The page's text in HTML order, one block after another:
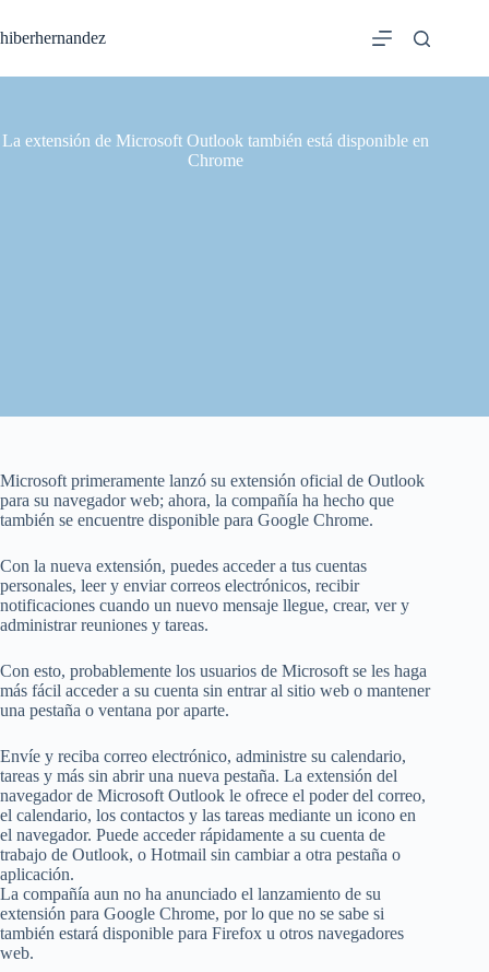
al
contenido
hiberhernandez
La extensión de Microsoft Outlook también está disponible en
Chrome
Microsoft primeramente lanzó su extensión oficial de Outlook
para su navegador web; ahora, la compañía ha hecho que
también se encuentre disponible para Google Chrome.
Con la nueva extensión, puedes acceder a tus cuentas
personales, leer y enviar correos electrónicos, recibir
notificaciones cuando un nuevo mensaje llegue, crear, ver y
administrar reuniones y tareas.
Con esto, probablemente los usuarios de Microsoft se les haga
más fácil acceder a su cuenta sin entrar al sitio web o mantener
una pestaña o ventana por aparte.
Envíe y reciba correo electrónico, administre su calendario,
tareas y más sin abrir una nueva pestaña. La extensión del
navegador de Microsoft Outlook le ofrece el poder del correo,
el calendario, los contactos y las tareas mediante un icono en
el navegador. Puede acceder rápidamente a su cuenta de
trabajo de Outlook, o Hotmail sin cambiar a otra pestaña o
aplicación.
La compañía aun no ha anunciado el lanzamiento de su
extensión para Google Chrome, por lo que no se sabe si
también estará disponible para Firefox u otros navegadores
web.